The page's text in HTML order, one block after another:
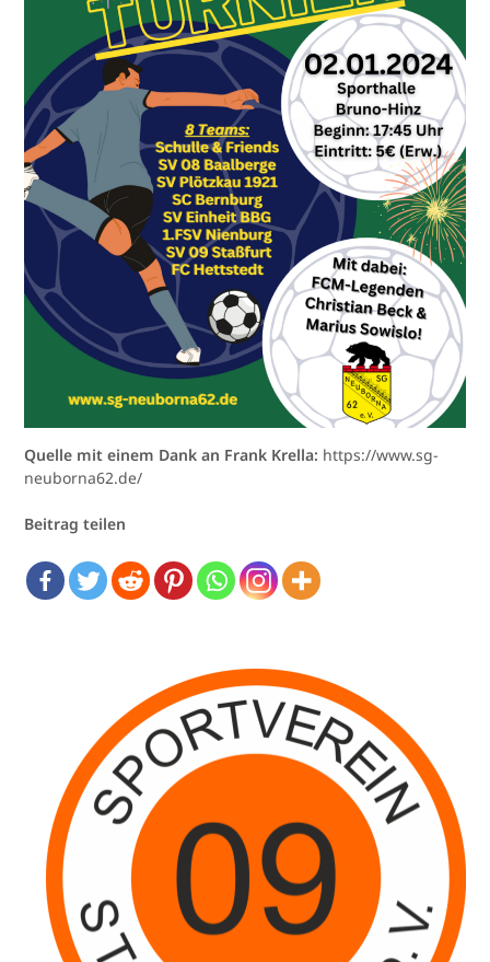
Quelle mit einem Dank an Frank Krella: https://www.sg-
neuborna62.de/
Beitrag teilen